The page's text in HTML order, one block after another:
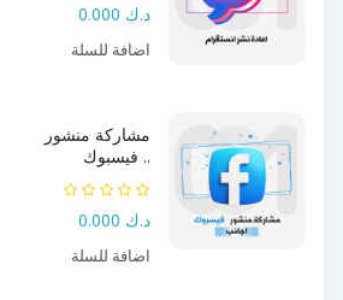
د.ك 0.000
اضافة للسلة
مشاركة منشور
فيسبوك ..
د.ك 0.000
اضافة للسلة